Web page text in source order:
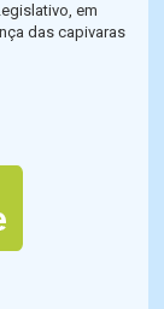
em
das capivaras